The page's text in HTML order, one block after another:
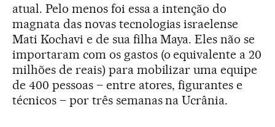
atual. Pelo menos foi essa a intenção do
magnata das novas tecnologias israelense
Mati Kochavi e de sua filha Maya. Eles não se
importaram com os gastos (o equivalente a 20
milhões de reais) para mobilizar uma equipe
de 400 pessoas – entre atores, figurantes e
técnicos – por três semanas na Ucrânia.